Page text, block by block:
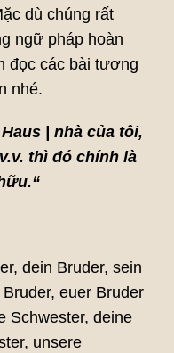
dù chúng rất
ngữ pháp hoàn
đọc các bài tương
nhé.
| nhà của tôi,
thì đó chính là
dein Bruder, sein
euer Bruder
Schwester, deine
unsere